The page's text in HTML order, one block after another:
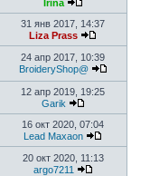
Irina
31 янв 2017, 14:37
Liza Prass
24 апр 2017, 10:39
BroideryShop@
12 апр 2019, 19:25
Garik
16 окт 2020, 07:04
Lead Maxaon
20 окт 2020, 11:13
argo7211